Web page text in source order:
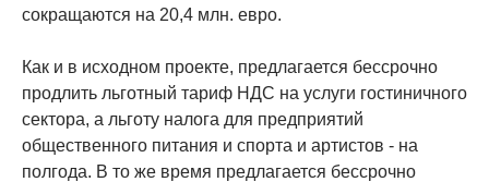
сокращаются на 20,4 млн. евро.
Как и в исходном проекте, предлагается бессрочно
продлить льготный тариф НДС на услуги гостиничного
сектора, а льготу налога для предприятий
общественного питания и спорта и артистов - на
полгода. В то же время предлагается бессрочно